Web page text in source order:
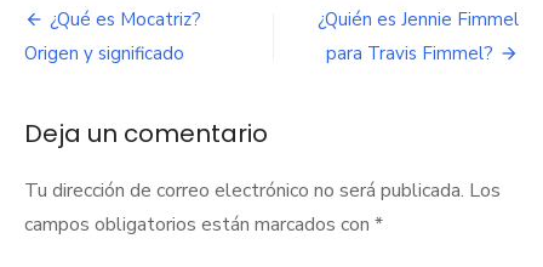
e
a
Navegación
entradas
¿Qué es Mocatriz?
Origen y significado
¿Quién es Jennie Fimmel
para Travis Fimmel?
Deja un comentario
Tu dirección de correo electrónico no será publicada. Los
campos obligatorios están marcados con *